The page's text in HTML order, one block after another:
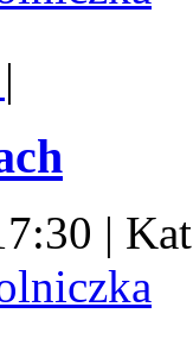
|
|